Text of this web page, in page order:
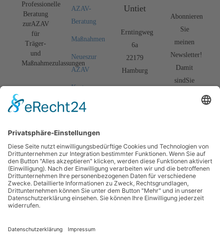
Professionelle
Beratung
zur AZAV
für
Träger-
und
Maßnahmezulassungen
AZAV-
Beratung
Maßnahmen
Neues zur
AZAV
Kosten
senken
TN-
Verwaltung
Team
Kontakt
Shop
Untiet
Erntingweg
6a
22179
Hamburg
667
Abonnieren
Sie
meinen
Newsletter!
Damit
sind Sie
Entwicklungen
zur AZAV
informiert.
Jetzt